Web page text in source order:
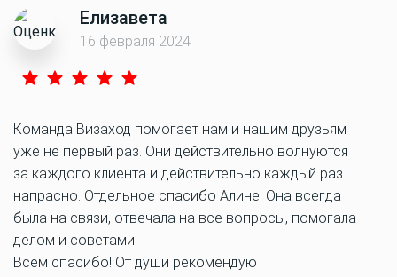
Елизавета
16 февраля 2024
Команда Визаход помогает нам и нашим друзьям
уже не первый раз. Они действительно волнуются
за каждого клиента и действительно каждый раз
напрасно. Отдельное спасибо Алине! Она всегда
была на связи, отвечала на все вопросы, помогала
делом и советами.
Всем спасибо! От души рекомендую